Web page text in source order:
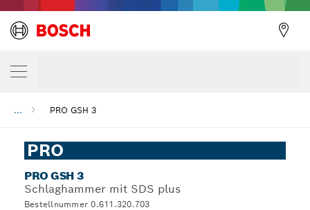
... PRO GSH 3
PRO
PRO GSH 3
Schlaghammer mit SDS plus
Bestellnummer 0.611.320.703